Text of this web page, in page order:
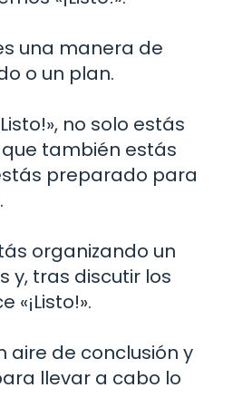
una manera de
o un plan.
no solo estás
también estás
preparado para
organizando un
y, tras discutir los
«¡Listo!».
aire de conclusión y
llevar a cabo lo